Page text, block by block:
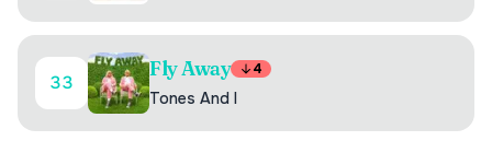
33
Fly Away 4
Tones And I